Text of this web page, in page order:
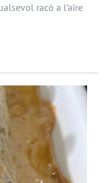
racó a l’aire